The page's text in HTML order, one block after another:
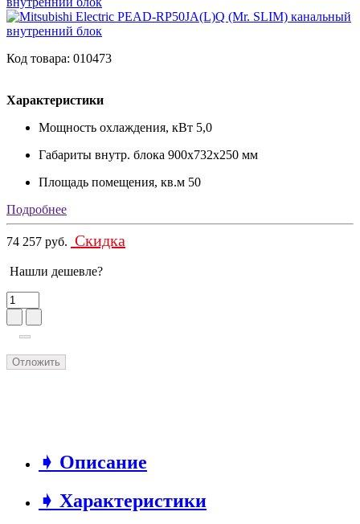
Код товара: 010473
Характеристики
Мощность охлаждения, кВт 5,0
Габариты внутр. блока 900x732x250 мм
Площадь помещения, кв.м 50
Подробнее
74 257 руб. Скидка
Нашли дешевле?
Отложить
➧ Описание
➧ Характеристики